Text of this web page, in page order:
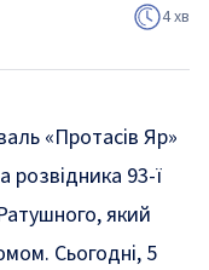
4 хв
«Протасів Яр»
розвідника 93-ї
який
Сьогодні, 5